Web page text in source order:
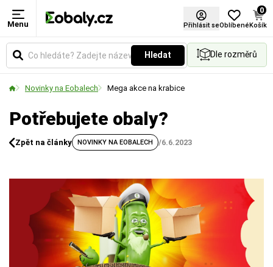
Menu Přihlásit seOblíbené
0
Košík
Hledat Dle rozměrů
Novinky na Eobalech Mega akce na krabice
Potřebujete obaly?
Zpět na články NOVINKY NA EOBALECH /6.6.2023